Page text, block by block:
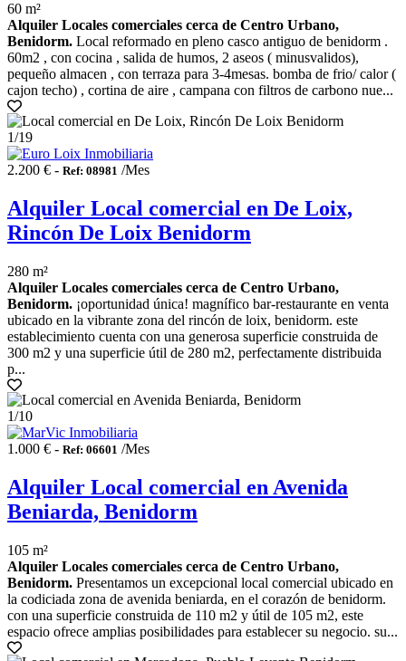
60 m²
Alquiler Locales comerciales cerca de Centro Urbano,
Benidorm. Local reformado en pleno casco antiguo de benidorm .
60m2 , con cocina , salida de humos, 2 aseos ( minusvalidos),
pequeño almacen , con terraza para 3-4mesas. bomba de frio/ calor (
cajon techo) , cortina de aire , campana con filtros de carbono nue...
1/19
2.200 € - Ref: 08981 /Mes
Alquiler Local comercial en De Loix,
Rincón De Loix Benidorm
280 m²
Alquiler Locales comerciales cerca de Centro Urbano,
Benidorm. ¡oportunidad única! magnífico bar-restaurante en venta
ubicado en la vibrante zona del rincón de loix, benidorm. este
establecimiento cuenta con una generosa superficie construida de
300 m2 y una superficie útil de 280 m2, perfectamente distribuida
p...
1/10
1.000 € - Ref: 06601 /Mes
Alquiler Local comercial en Avenida
Beniarda, Benidorm
105 m²
Alquiler Locales comerciales cerca de Centro Urbano,
Benidorm. Presentamos un excepcional local comercial ubicado en
la codiciada zona de avenida beniarda, en el corazón de benidorm.
con una superficie construida de 110 m2 y útil de 105 m2, este
espacio ofrece amplias posibilidades para establecer su negocio. su...